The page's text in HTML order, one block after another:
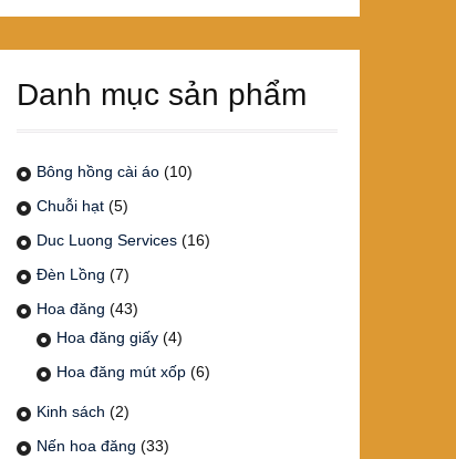
Danh mục sản phẩm
Bông hồng cài áo (10)
Chuỗi hạt (5)
Duc Luong Services (16)
Đèn Lồng (7)
Hoa đăng (43)
Hoa đăng giấy (4)
Hoa đăng mút xốp (6)
Kinh sách (2)
Nến hoa đăng (33)